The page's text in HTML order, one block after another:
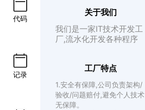
代码
记录
关于我们
我们是一家IT技术开发工
厂,流水化开发各种程序
工厂特点
1.安全有保障,公司负责架构/
验收/问题赔付,避免个人技术
无保障。